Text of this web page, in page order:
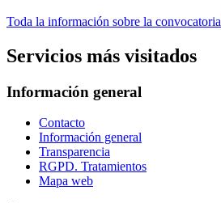
Toda la información sobre la convocatoria
Servicios más visitados
Información general
Contacto
Información general
Transparencia
RGPD. Tratamientos
Mapa web